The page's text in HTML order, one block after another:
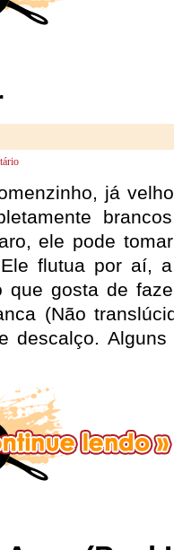
já
ele pode
flutua por aí,
que gosta de
(Não
descalço.